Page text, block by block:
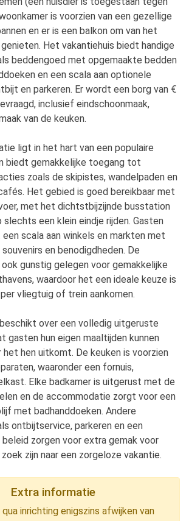
is voorzien van een gezellige
en er is een balkon om van het
Het vakantiehuis biedt handige
beddengoed met opgemaakte bedden
en een scala aan optionele
en parkeren. Er wordt een borg van €
inclusief eindschoonmaak,
van de keuken.
ligt in het hart van een populaire
biedt gemakkelijke toegang tot
zoals de skipistes, wandelpaden en
Het gebied is goed bereikbaar met
met het dichtstbijzijnde busstation
een klein eindje rijden. Gasten
een scala aan winkels en markten met
en benodigdheden. De
gunstig gelegen voor gemakkelijke
waardoor het een ideale keuze is
vliegtuig of trein aankomen.
over een volledig uitgeruste
gasten hun eigen maaltijden kunnen
het hen uitkomt. De keuken is voorzien
waaronder een fornuis,
Elke badkamer is uitgerust met de
en de accommodatie zorgt voor een
met badhanddoeken. Andere
ontbijtservice, parkeren en een
beleid zorgen voor extra gemak voor
zijn naar een zorgeloze vakantie.
Extra informatie
qua inrichting enigszins afwijken van